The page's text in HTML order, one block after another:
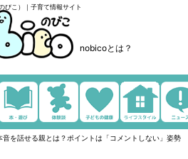
びこ）｜子育て情報サイト
nobicoとは？
音を話せる親とは？ポイントは「コメントしない」姿勢